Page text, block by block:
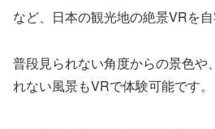
など、日本の観光地の絶景VRを自
普段見られない角度からの景色や
れない風景もVRで体験可能です。